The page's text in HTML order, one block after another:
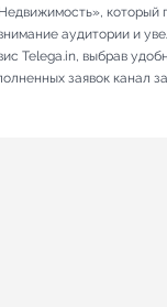
который
аудитории и
Telega.in, выбрав
заявок канал